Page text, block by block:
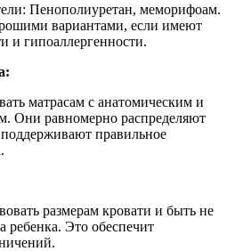
Пенополиуретан, меморифоам.
вариантами, если имеют
и гипоаллергенности.
матрасам с анатомическим и
Они равномерно распределяют
правильное
размерам кровати и быть не
ребенка. Это обеспечит